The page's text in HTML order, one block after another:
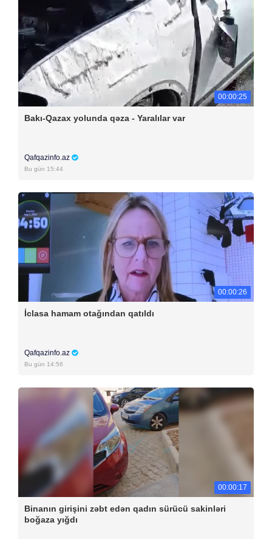
00:00:25
Bakı-Qazax yolunda qəza - Yaralılar var
Qafqazinfo.az
Bu gün 15:44
00:00:26
İclasa hamam otağından qatıldı
Qafqazinfo.az
Bu gün 14:56
00:00:17
Binanın girişini zəbt edən qadın sürücü sakinləri
boğaza yığdı